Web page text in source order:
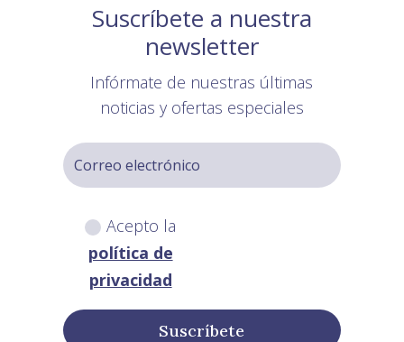
Suscríbete a nuestra
newsletter
Infórmate de nuestras últimas
noticias y ofertas especiales
Acepto la
política de
privacidad
Suscríbete